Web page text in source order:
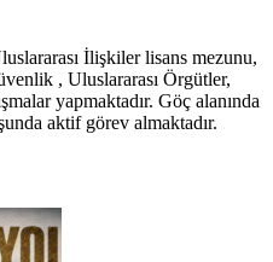
İlişkiler lisans mezunu,
, Uluslararası Örgütler,
yapmaktadır. Göç alanında
aktif görev almaktadır.